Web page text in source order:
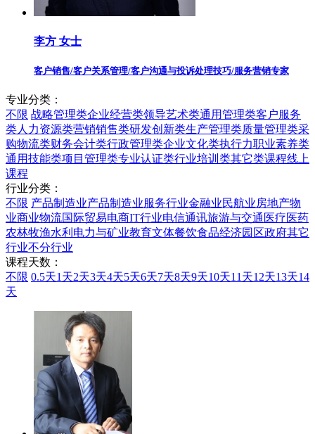
李方 女士
客户销售/客户关系管理/客户沟通与投诉处理技巧/服务营销专家
专业分类：
不限 战略管理类企业经营类领导艺术类通用管理类客户服务
类人力资源类营销销售类研发创新类生产管理类质量管理类采
购物流类财务会计类行政管理类企业文化类执行力职业素养类
通用技能类项目管理类专业认证类行业培训类其它类课程线上
课程
行业分类：
不限 产品制造业产品制造业服务行业金融业民航业房地产物
业商业物流国际贸易电商IT行业电信通讯旅游与交通 医疗医药
农林牧渔水利 电力与矿业教育文体餐饮食品经济园区政府其它
行业不分行业
课程天数：
不限 0.5天1天2天3天4天5天6天7天8天9天10天11天12天13天14
天